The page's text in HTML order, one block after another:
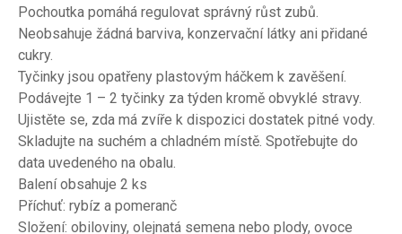
Pochoutka pomáhá regulovat správný růst zubů.
Neobsahuje žádná barviva, konzervační látky ani přidané
cukry.
Tyčinky jsou opatřeny plastovým háčkem k zavěšení.
Podávejte 1 – 2 tyčinky za týden kromě obvyklé stravy.
Ujistěte se, zda má zvíře k dispozici dostatek pitné vody.
Skladujte na suchém a chladném místě. Spotřebujte do
data uvedeného na obalu.
Balení obsahuje 2 ks
Příchuť: rybíz a pomeranč
Složení: obiloviny, olejnatá semena nebo plody, ovoce